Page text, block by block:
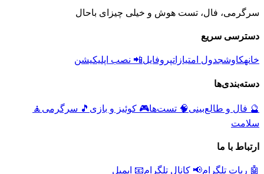
سرگرمی، فال، تست هوش و خیلی چیزای باحال
دسترسی سریع
خانهکاوشجدول امتیازاتپروفایل📲 نصب اپلیکیشن
دسته‌بندی‌ها
🔮 فال و طالع‌بینی🧠 تست‌ها🎮 کوئیز و بازی 🎵 سرگرمی 🧘
سلامت
ارتباط با ما
🤖 ربات تلگرام📢 کانال تلگرام📧 ایمیل